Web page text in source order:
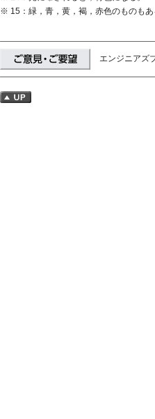
※ 15：緑，青，黄，褐，赤色のものもあ
エンジニアズ